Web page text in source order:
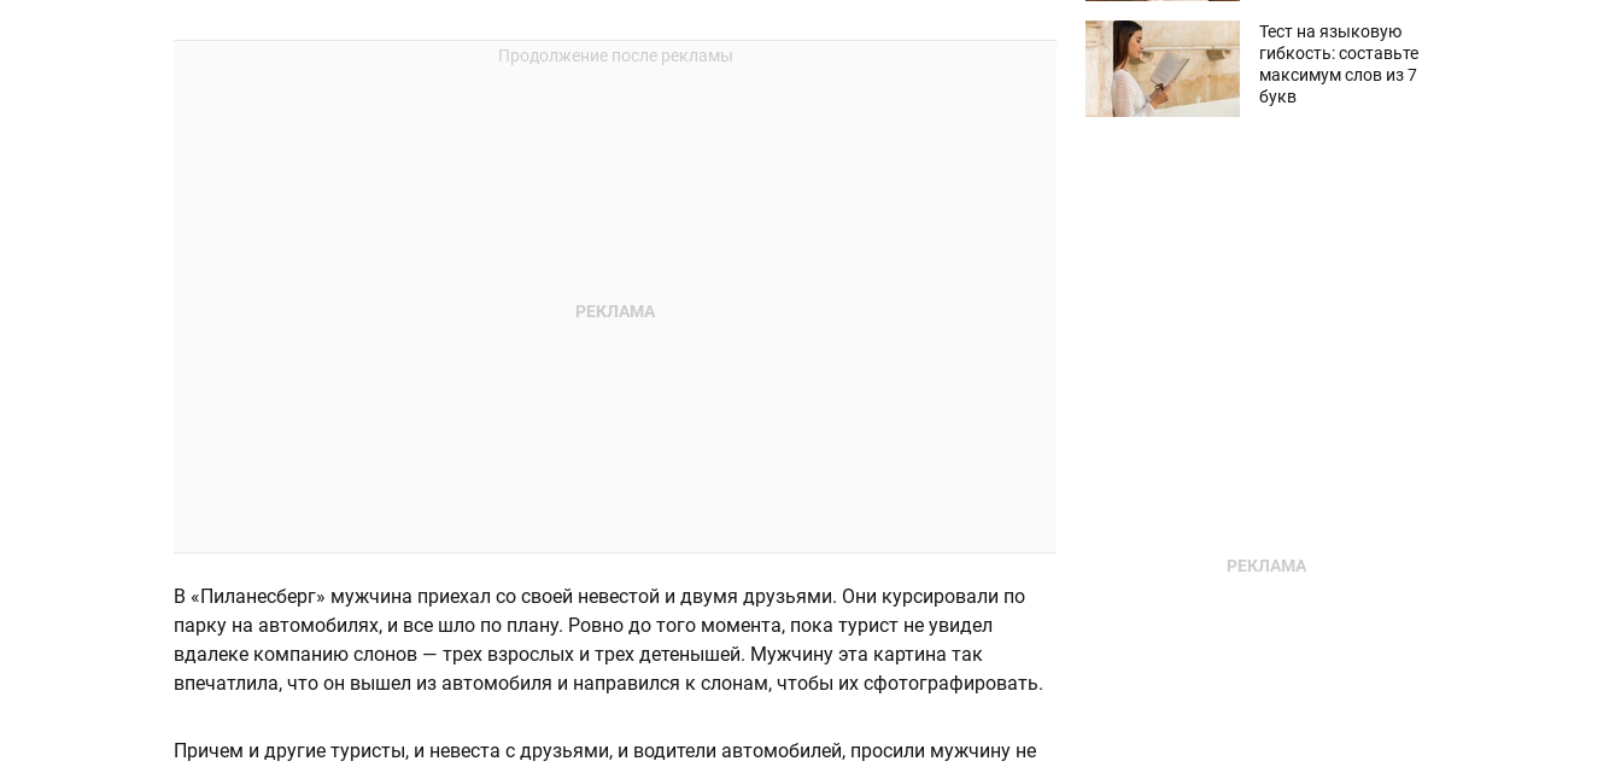
В «Пиланесберг» мужчина приехал со своей невестой и двумя друзьями. Они курсировали по
парку на автомобилях, и все шло по плану. Ровно до того момента, пока турист не увидел
вдалеке компанию слонов — трех взрослых и трех детенышей. Мужчину эта картина так
впечатлила, что он вышел из автомобиля и направился к слонам, чтобы их сфотографировать.
Причем и другие туристы, и невеста с друзьями, и водители автомобилей, просили мужчину не
Тест на языковую
гибкость: составьте
максимум слов из 7
букв